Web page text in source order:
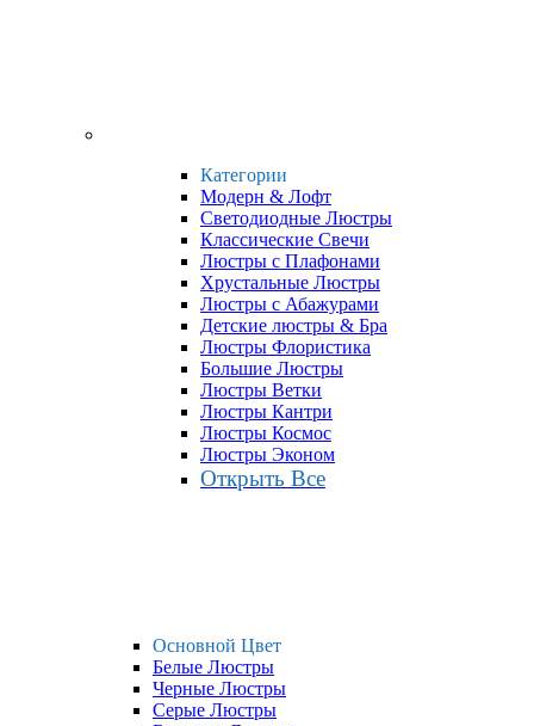
Категории
Модерн & Лофт
Светодиодные Люстры
Классические Свечи
Люстры с Плафонами
Хрустальные Люстры
Люстры с Абажурами
Детские люстры & Бра
Люстры Флористика
Большие Люстры
Люстры Ветки
Люстры Кантри
Люстры Космос
Люстры Эконом
Открыть Все
Основной Цвет
Белые Люстры
Черные Люстры
Серые Люстры